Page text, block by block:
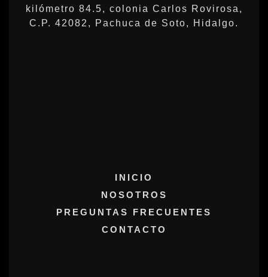
kilómetro 84.5, colonia Carlos Rovirosa,
C.P. 42082, Pachuca de Soto, Hidalgo.
INICIO
NOSOTROS
PREGUNTAS FRECUENTES
CONTACTO